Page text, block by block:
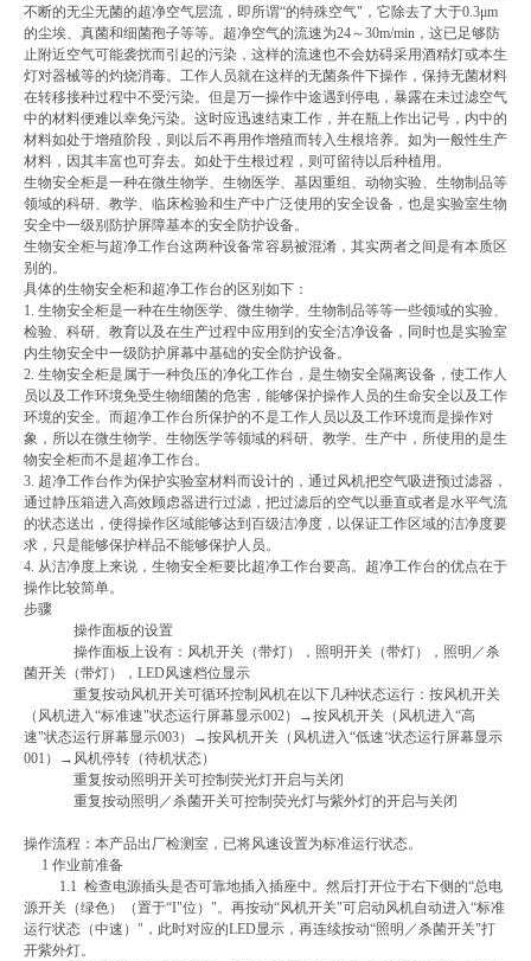
不断的无尘无菌的超净空气层流，即所谓“的特殊空气"，它除去了大于0.3μm
的尘埃、真菌和细菌孢子等等。超净空气的流速为24～30m/min，这已足够防
止附近空气可能袭扰而引起的污染，这样的流速也不会妨碍采用酒精灯或本生
灯对器械等的灼烧消毒。工作人员就在这样的无菌条件下操作，保持无菌材料
在转移接种过程中不受污染。但是万一操作中途遇到停电，暴露在未过滤空气
中的材料便难以幸免污染。这时应迅速结束工作，并在瓶上作出记号，内中的
材料如处于增殖阶段，则以后不再用作增殖而转入生根培养。如为一般性生产
材料，因其丰富也可弃去。如处于生根过程，则可留待以后种植用。
生物安全柜是一种在微生物学、生物医学、基因重组、动物实验、生物制品等
领域的科研、教学、临床检验和生产中广泛使用的安全设备，也是实验室生物
安全中一级别防护屏障基本的安全防护设备。
生物安全柜与超净工作台这两种设备常容易被混淆，其实两者之间是有本质区
别的。
具体的生物安全柜和超净工作台的区别如下：
1. 生物安全柜是一种在生物医学、微生物学、生物制品等等一些领域的实验、
检验、科研、教育以及在生产过程中应用到的安全洁净设备，同时也是实验室
内生物安全中一级防护屏幕中基础的安全防护设备。
2. 生物安全柜是属于一种负压的净化工作台，是生物安全隔离设备，使工作人
员以及工作环境免受生物细菌的危害，能够保护操作人员的生命安全以及工作
环境的安全。而超净工作台所保护的不是工作人员以及工作环境而是操作对
象，所以在微生物学、生物医学等领域的科研、教学、生产中，所使用的是生
物安全柜而不是超净工作台。
3. 超净工作台作为保护实验室材料而设计的，通过风机把空气吸进预过滤器，
通过静压箱进入高效顾虑器进行过滤，把过滤后的空气以垂直或者是水平气流
的状态送出，使得操作区域能够达到百级洁净度，以保证工作区域的洁净度要
求，只是能够保护样品不能够保护人员。
4. 从洁净度上来说，生物安全柜要比超净工作台要高。超净工作台的优点在于
操作比较简单。
步骤
操作面板的设置
操作面板上设有：风机开关（带灯），照明开关（带灯），照明／杀
菌开关（带灯），LED风速档位显示
重复按动风机开关可循环控制风机在以下几种状态运行：按风机开关
（风机进入“标准速"状态运行屏幕显示002）→按风机开关（风机进入“高
速"状态运行屏幕显示003）→按风机开关（风机进入“低速‘状态运行屏幕显示
001）→风机停转（待机状态）
重复按动照明开关可控制荧光灯开启与关闭
重复按动照明／杀菌开关可控制荧光灯与紫外灯的开启与关闭
操作流程：本产品出厂检测室，已将风速设置为标准运行状态。
1 作业前准备
1.1 检查电源插头是否可靠地插入插座中。然后打开位于右下侧的“总电
源开关（绿色）（置于“I"位）"。再按动“风机开关"可启动风机自动进入“标准
运行状态（中速）"，此时对应的LED显示，再连续按动“照明／杀菌开关"打
开紫外灯。